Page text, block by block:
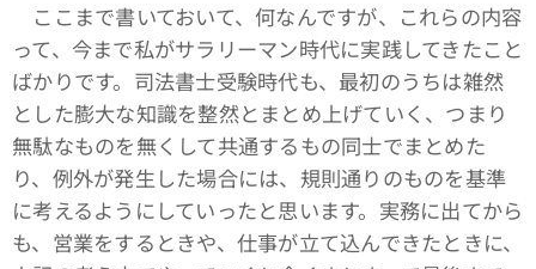
ここまで書いておいて、何なんですが、これらの内容
って、今まで私がサラリーマン時代に実践してきたこと
ばかりです。司法書士受験時代も、最初のうちは雑然
とした膨大な知識を整然とまとめ上げていく、つまり
無駄なものを無くして共通するもの同士でまとめた
り、例外が発生した場合には、規則通りのものを基準
に考えるようにしていったと思います。実務に出てから
も、営業をするときや、仕事が立て込んできたときに、